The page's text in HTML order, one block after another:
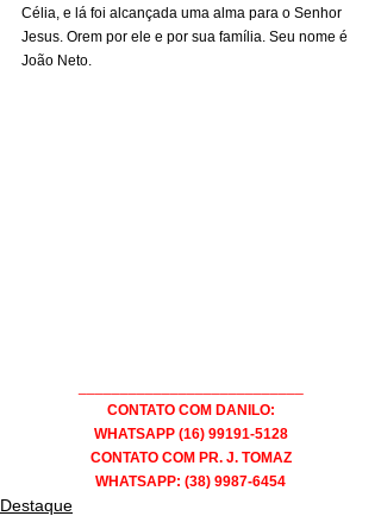
Célia, e lá foi alcançada uma alma para o Senhor
Jesus. Orem por ele e por sua família. Seu nome é
João Neto.
CONTATO COM DANILO:
WHATSAPP (16) 99191-5128
CONTATO COM PR. J. TOMAZ
WHATSAPP: (38) 9987-6454
Destaque